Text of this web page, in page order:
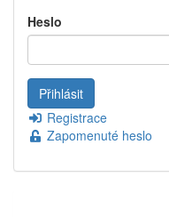
Heslo
Registrace
Zapomenuté heslo